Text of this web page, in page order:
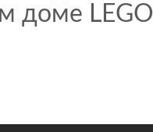
доме LEGO